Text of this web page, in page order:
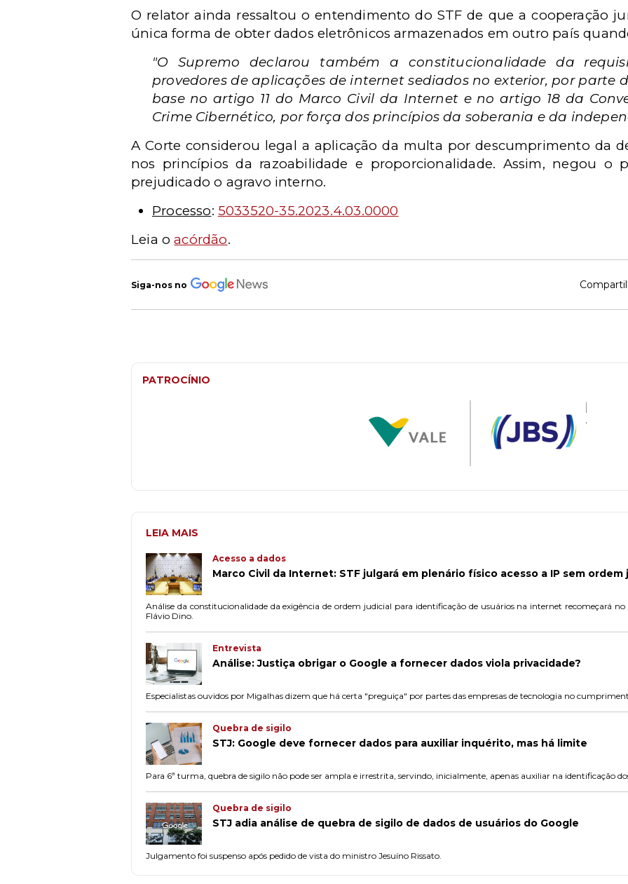
O relator ainda ressaltou o entendimento do STF de que a cooperação
única forma de obter dados eletrônicos armazenados em outro país
"O Supremo declarou também a constitucionalidade da
provedores de aplicações de internet sediados no exterior, por parte
base no artigo 11 do Marco Civil da Internet e no artigo 18 da
Crime Cibernético, por força dos princípios da soberania e da
A Corte considerou legal a aplicação da multa por descumprimento da
nos princípios da razoabilidade e proporcionalidade. Assim, negou o
prejudicado o agravo interno.
Processo: 5033520-35.2023.4.03.0000
Leia oacórdão.
Siga-nos no
PATROCÍNIO
LEIA MAIS
Acesso a dados
Marco Civil da Internet: STF julgará em plenário físico acesso a IP sem ordem
Análise da constitucionalidade da exigência de ordem judicial para identificação de usuários na internet recomeçará no
Flávio Dino.
Entrevista
Análise: Justiça obrigar o Google a fornecer dados viola privacidade?
Especialistas ouvidos por Migalhas dizem que há certa "preguiça" por partes das empresas de tecnologia no
Quebra de sigilo
STJ: Google deve fornecer dados para auxiliar inquérito, mas há limite
Para 6ª turma, quebra de sigilo não pode ser ampla e irrestrita, servindo, inicialmente, apenas auxiliar na identificação
Quebra de sigilo
STJ adia análise de quebra de sigilo de dados de usuários do Google
Julgamento foi suspenso após pedido de vista do ministro Jesuíno Rissato.